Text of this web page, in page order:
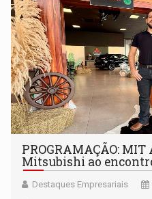
PROGRAMAÇÃO: MIT
Mitsubishi ao
Destaques Empresariais